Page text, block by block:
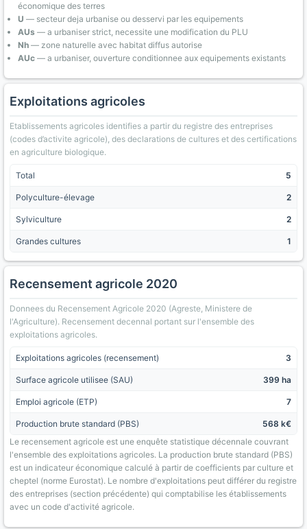
économique des terres
U — secteur deja urbanise ou desservi par les equipements
AUs — a urbaniser strict, necessite une modification du PLU
Nh — zone naturelle avec habitat diffus autorise
AUc — a urbaniser, ouverture conditionnee aux equipements existants
Exploitations agricoles
Etablissements agricoles identifies a partir du registre des entreprises
(codes d’activite agricole), des declarations de cultures et des certifications
en agriculture biologique.
Total 5
Polyculture-élevage 2
Sylviculture 2
Grandes cultures 1
Recensement agricole 2020
Donnees du Recensement Agricole 2020 (Agreste, Ministere de
l'Agriculture). Recensement decennal portant sur l'ensemble des
exploitations agricoles.
Exploitations agricoles (recensement) 3
Surface agricole utilisee (SAU) 399 ha
Emploi agricole (ETP) 7
Production brute standard (PBS)
568 k€
Le recensement agricole est une enquête statistique décennale couvrant
l'ensemble des exploitations agricoles. La production brute standard (PBS)
est un indicateur économique calculé à partir de coefficients par culture et
cheptel (norme Eurostat). Le nombre d'exploitations peut différer du registre
des entreprises (section précédente) qui comptabilise les établissements
avec un code d'activité agricole.